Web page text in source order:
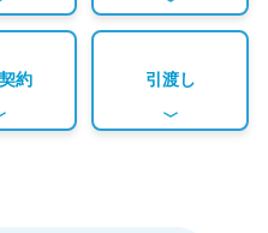
約 引渡し